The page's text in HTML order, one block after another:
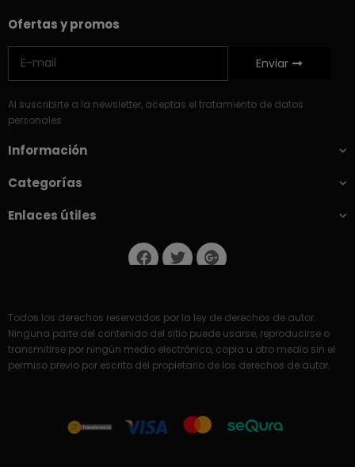
Ofertas y promos
Enviar
Al suscribirte a la newsletter, aceptas el tratamiento de datos
personales
Información
Categorías
Enlaces útiles
Todos los derechos reservados por la ley de derechos de autor.
Ninguna parte del contenido del sitio puede usarse, reproducirse o
transmitirse por ningún medio electrónico, copia u otro medio sin el
permiso previo por escrito del propietario de los derechos de autor.